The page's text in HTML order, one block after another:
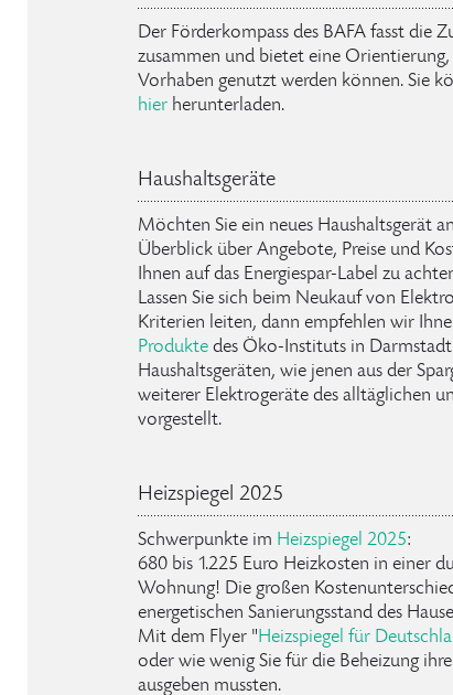
Der Förderkompass des BAFA fasst die
zusammen und bietet eine
Vorhaben genutzt werden können. Sie
hier herunterladen.
Haushaltsgeräte
Möchten Sie ein neues Haushaltsgerät
Überblick über Angebote, Preise und
Ihnen auf das Energiespar-Label zu
Lassen Sie sich beim Neukauf von
Kriterien leiten, dann empfehlen wir
Produkte des Öko-Instituts in
Haushaltsgeräten, wie jenen aus der
weiterer Elektrogeräte des alltäglichen
vorgestellt.
Heizspiegel 2025
Schwerpunkte im Heizspiegel 2025:
680 bis 1.225 Euro Heizkosten in einer
Wohnung! Die großen
energetischen Sanierungsstand des
Mit dem Flyer "Heizspiegel für
oder wie wenig Sie für die Beheizung
ausgeben mussten.